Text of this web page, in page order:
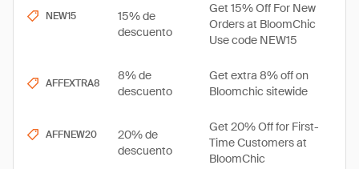
NEW15
15% de
descuento
Get 15% Off For New
Orders at BloomChic
Use code NEW15
AFFEXTRA8
8% de
descuento
Get extra 8% off on
Bloomchic sitewide
AFFNEW20
20% de
descuento
Get 20% Off for First-
Time Customers at
BloomChic